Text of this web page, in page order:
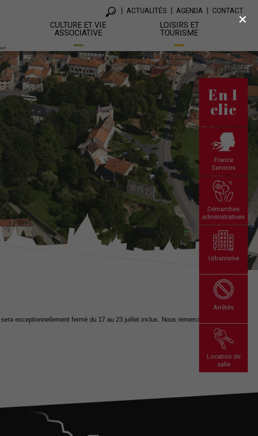
ACTUALITÉS AGENDA CONTACT
CULTURE ET VIE
ASSOCIATIVE
LOISIRS ET
TOURISME
En 1
clic
France
Services
Démarches
administratives
Urbanisme
Arrêtés
Location de
salle
exceptionnellement fermé du 17 au 23 juillet inclus. Nous remercions
×